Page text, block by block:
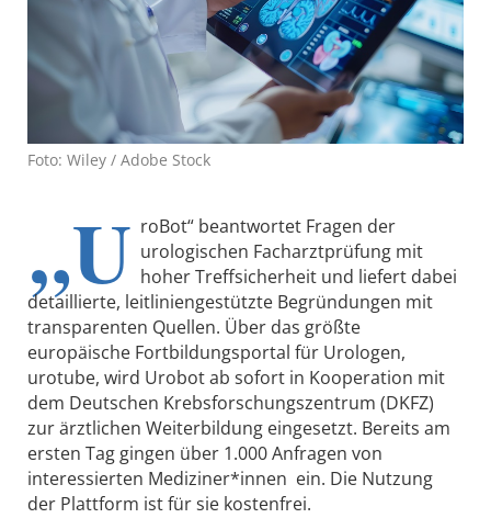
Foto: Wiley / Adobe Stock
„U roBot“ beantwortet Fragen der
urologischen Facharztprüfung mit
hoher Treffsicherheit und liefert dabei
detaillierte, leitliniengestützte Begründungen mit
transparenten Quellen. Über das größte
europäische Fortbildungsportal für Urologen,
urotube, wird Urobot ab sofort in Kooperation mit
dem Deutschen Krebsforschungszentrum (DKFZ)
zur ärztlichen Weiterbildung eingesetzt. Bereits am
ersten Tag gingen über 1.000 Anfragen von
interessierten Mediziner*innen ein. Die Nutzung
der Plattform ist für sie kostenfrei.